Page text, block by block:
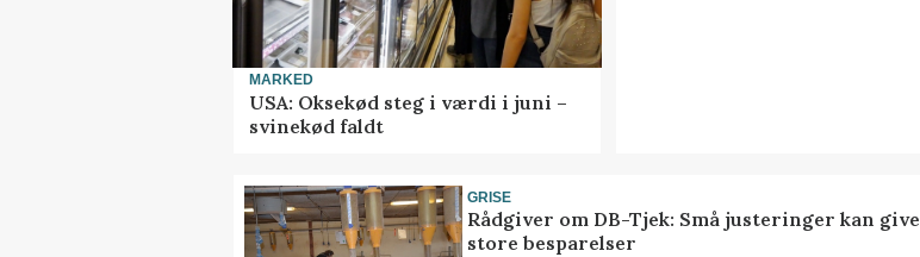
MARKED
USA: Oksekød steg i værdi i juni –
svinekød faldt
GRISE
Rådgiver om DB-Tjek: Små justeringer kan give
store besparelser